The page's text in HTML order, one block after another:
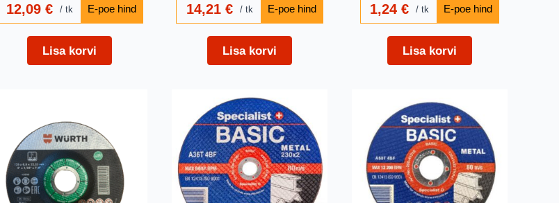
12,09 € tk
Lisa korvi
14,21 € tk
Lisa korvi
1,24€ tk
Lisa korvi